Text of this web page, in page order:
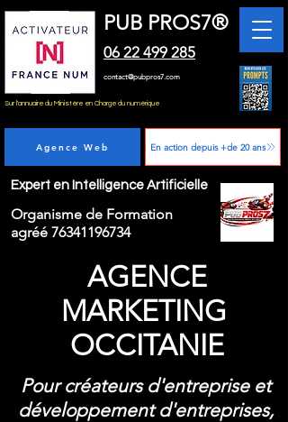
PUB PROS7®
06 22 499 285
contact@pubpros7.com
Sur l'annuaire du Ministère en Charge du numérique
Agence Web En action depuis +de 20 ans
Expert en Intelligence Artificielle
Organisme de Formation
agréé 76341196734
AGENCE
MARKETING
OCCITANIE
Pour créateurs d'entreprise et
développement d'entreprises,